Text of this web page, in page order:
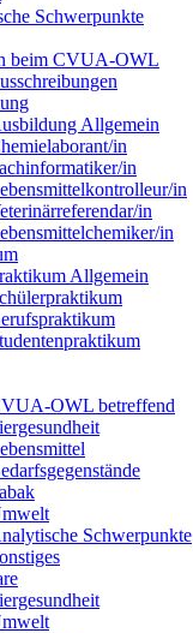
Schwerpunkte
beim CVUA-OWL
Allgemein
in
in
in
in
in
Allgemein
OWL betreffend
Schwerpunkte